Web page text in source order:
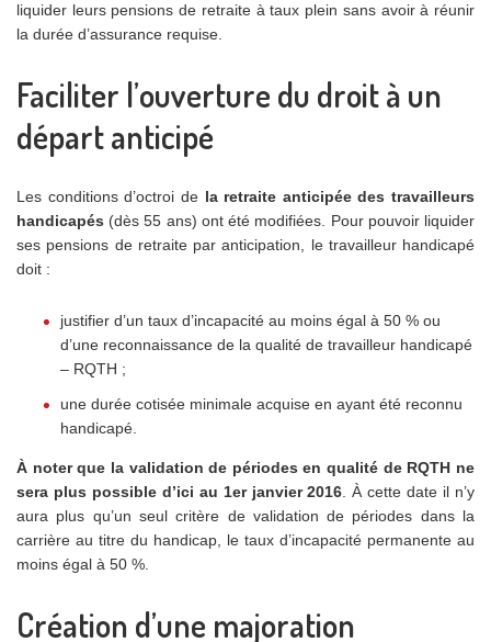
liquider leurs pensions de retraite à taux plein sans avoir à réunir
la durée d’assurance requise.
Faciliter l’ouverture du droit à un
départ anticipé
Les conditions d’octroi dela retraite anticipée des travailleurs
handicapés (dès 55 ans) ont été modifiées. Pour pouvoir liquider
ses pensions de retraite par anticipation, le travailleur handicapé
doit :
justifier d’un taux d’incapacité au moins égal à 50 % ou
d’une reconnaissance de la qualité de travailleur handicapé
– RQTH ;
une durée cotisée minimale acquise en ayant été reconnu
handicapé.
À noter que la validation de périodes en qualité de RQTH ne
sera plus possible d’ici au 1er janvier 2016. À cette date il n’y
aura plus qu’un seul critère de validation de périodes dans la
carrière au titre du handicap, le taux d’incapacité permanente au
moins égal à 50 %.
Création d’une majoration